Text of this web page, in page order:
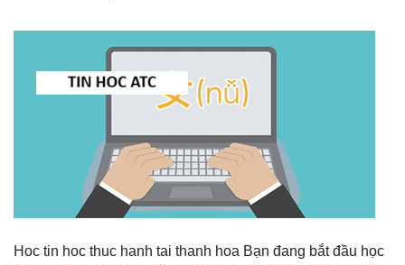
Hoc tin hoc thuc hanh tai thanh hoa Bạn đang bắt đầu học